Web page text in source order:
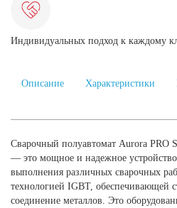
Индивидуальных подход к каждому
Описание Характеристики
Сварочный полуавтомат Aurora
— это мощное и надежное
выполнения различных сварочных
технологией IGBT, обеспечивающей
соединение металлов. Это